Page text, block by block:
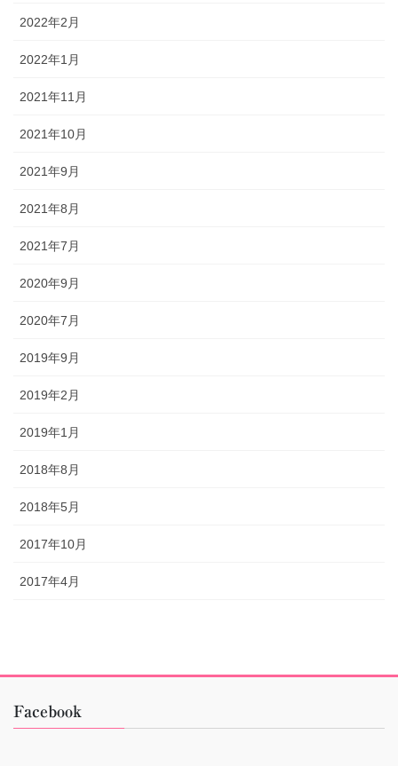
2022年2月
2022年1月
2021年11月
2021年10月
2021年9月
2021年8月
2021年7月
2020年9月
2020年7月
2019年9月
2019年2月
2019年1月
2018年8月
2018年5月
2017年10月
2017年4月
Facebook